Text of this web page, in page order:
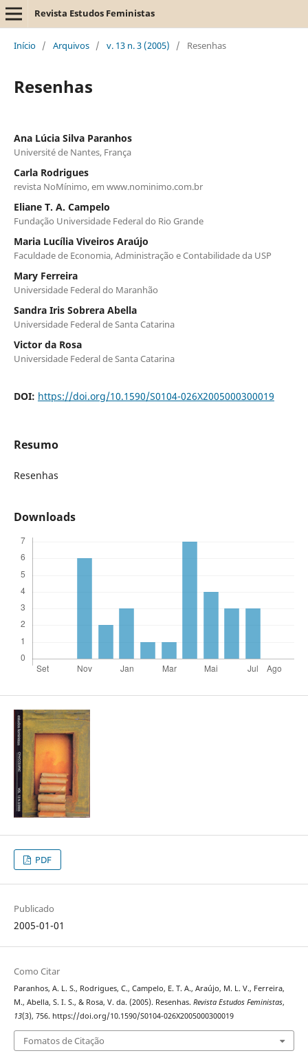
Revista Estudos Feministas
Início / Arquivos / v. 13 n. 3 (2005) / Resenhas
Resenhas
Ana Lúcia Silva Paranhos
Université de Nantes, França
Carla Rodrigues
revista NoMínimo, em www.nominimo.com.br
Eliane T. A. Campelo
Fundação Universidade Federal do Rio Grande
Maria Lucília Viveiros Araújo
Faculdade de Economia, Administração e Contabilidade da USP
Mary Ferreira
Universidade Federal do Maranhão
Sandra Iris Sobrera Abella
Universidade Federal de Santa Catarina
Victor da Rosa
Universidade Federal de Santa Catarina
DOI: https://doi.org/10.1590/S0104-026X2005000300019
Resumo
Resenhas
Downloads
PDF
Publicado
2005-01-01
Como Citar
Paranhos, A. L. S., Rodrigues, C., Campelo, E. T. A., Araújo, M. L. V., Ferreira,
M., Abella, S. I. S., & Rosa, V. da. (2005). Resenhas. Revista Estudos Feministas,
13(3), 756. https://doi.org/10.1590/S0104-026X2005000300019
Fomatos de Citação